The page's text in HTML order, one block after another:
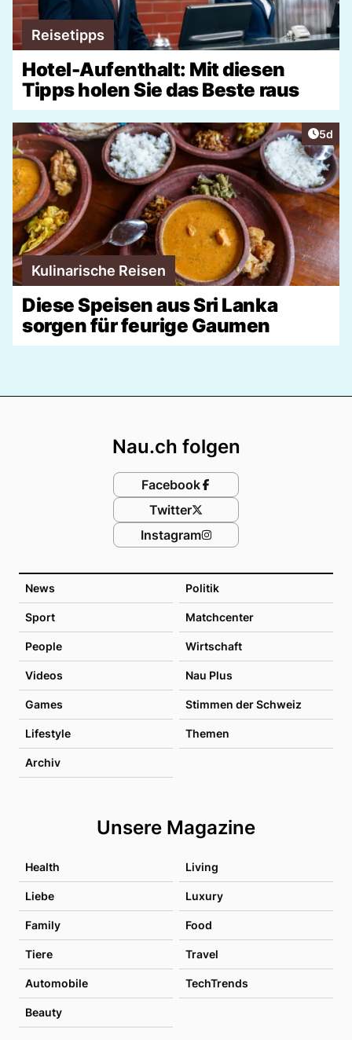
Reisetipps
Hotel-Aufenthalt: Mit diesen
Tipps holen Sie das Beste raus
5d
Kulinarische Reisen
Diese Speisen aus Sri Lanka
sorgen für feurige Gaumen
News Politik
Sport Matchcenter
People Wirtschaft
Videos Nau Plus
Games Stimmen der Schweiz
Lifestyle Themen
Archiv
Unsere Magazine
Health Living
Liebe Luxury
Family Food
Tiere Travel
Automobile TechTrends
Beauty
Nau.ch folgen
Facebook
Twitter
Instagram